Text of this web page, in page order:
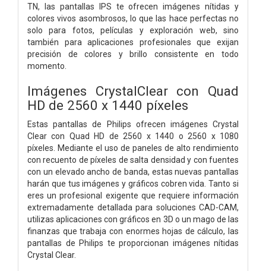
TN, las pantallas IPS te ofrecen imágenes nítidas y
colores vivos asombrosos, lo que las hace perfectas no
solo para fotos, películas y exploración web, sino
también para aplicaciones profesionales que exijan
precisión de colores y brillo consistente en todo
momento.
Imágenes CrystalClear con Quad
HD de 2560 x 1440 píxeles
Estas pantallas de Philips ofrecen imágenes Crystal
Clear con Quad HD de 2560 x 1440 o 2560 x 1080
píxeles. Mediante el uso de paneles de alto rendimiento
con recuento de píxeles de salta densidad y con fuentes
con un elevado ancho de banda, estas nuevas pantallas
harán que tus imágenes y gráficos cobren vida. Tanto si
eres un profesional exigente que requiere información
extremadamente detallada para soluciones CAD-CAM,
utilizas aplicaciones con gráficos en 3D o un mago de las
finanzas que trabaja con enormes hojas de cálculo, las
pantallas de Philips te proporcionan imágenes nítidas
Crystal Clear.